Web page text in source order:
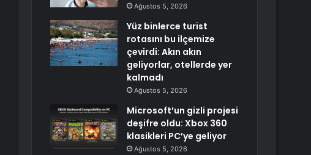
Ağustos 5, 2026
Yüz binlerce turist
rotasını bu ilçemize
çevirdi: Akın akın
geliyorlar, otellerde yer
kalmadı
Ağustos 5, 2026
Microsoft’un gizli projesi
deşifre oldu: Xbox 360
klasikleri PC’ye geliyor
Ağustos 5, 2026